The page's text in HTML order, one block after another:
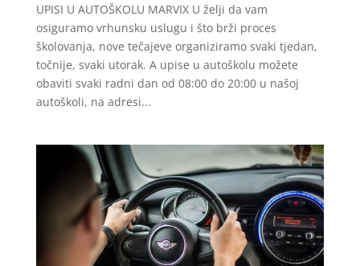
UPISI U AUTOŠKOLU MARVIX U želji da vam
osiguramo vrhunsku uslugu i što brži proces
školovanja, nove tečajeve organiziramo svaki tjedan,
točnije, svaki utorak. A upise u autoškolu možete
obaviti svaki radni dan od 08:00 do 20:00 u našoj
autoškoli, na adresi...